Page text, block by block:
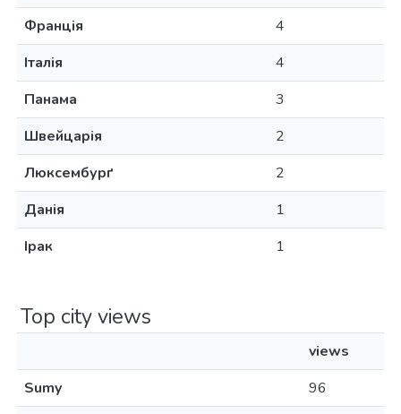
Франція
4
Італія
4
Панама
3
Швейцарія
2
Люксембурґ
2
Данія
1
Ірак
1
Top city views
views
Sumy
96